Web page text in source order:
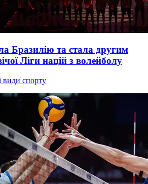
Бразилію та стала другим
Ліги націй з волейболу
види спорту